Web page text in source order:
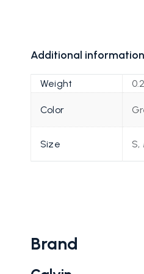
Additional information
Weight
Color
Size S,
Brand